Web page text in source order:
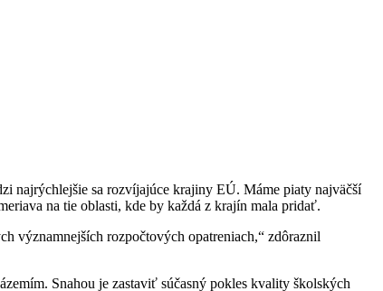
najrýchlejšie sa rozvíjajúce krajiny EÚ. Máme piaty najväčší
na tie oblasti, kde by každá z krajín mala pridať.
významnejších rozpočtových opatreniach,“ zdôraznil
Snahou je zastaviť súčasný pokles kvality školských